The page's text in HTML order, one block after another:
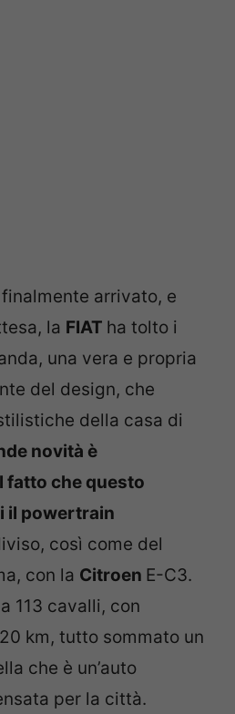
arrivato, e
la FIAT ha tolto i
una vera e propria
del design, che
della casa di
novità è
fatto che questo
il powertrain
così come del
con la Citroen E-C3.
113 cavalli, con
km, tutto sommato un
che è un’auto
per la città.